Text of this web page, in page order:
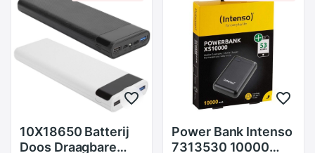
10X18650 Batterij
Doos Draagbare
Power Bank Intenso
7313530 10000